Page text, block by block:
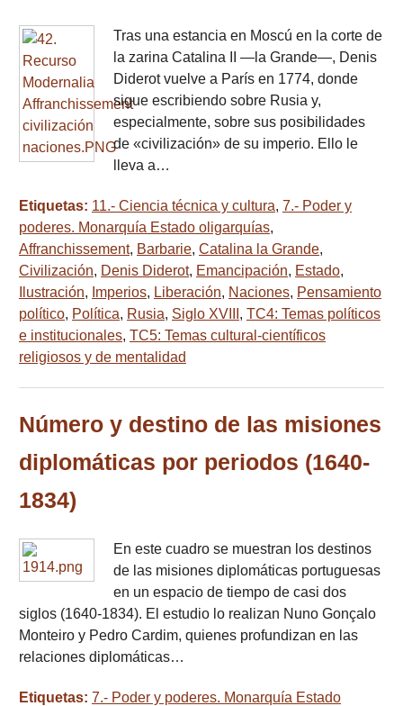
Tras una estancia en Moscú en la corte de
la zarina Catalina II —la Grande—, Denis
Diderot vuelve a París en 1774, donde
sigue escribiendo sobre Rusia y,
especialmente, sobre sus posibilidades
de «civilización» de su imperio. Ello le
lleva a…
Etiquetas: 11.- Ciencia técnica y cultura, 7.- Poder y
poderes. Monarquía Estado oligarquías,
Affranchissement, Barbarie, Catalina la Grande,
Civilización, Denis Diderot, Emancipación, Estado,
Ilustración, Imperios, Liberación, Naciones, Pensamiento
político, Política, Rusia, Siglo XVIII , TC4: Temas políticos
e institucionales, TC5: Temas cultural-científicos
religiosos y de mentalidad
Número y destino de las misiones
diplomáticas por periodos (1640-
1834)
En este cuadro se muestran los destinos
de las misiones diplomáticas portuguesas
en un espacio de tiempo de casi dos
siglos (1640-1834). El estudio lo realizan Nuno Gonçalo
Monteiro y Pedro Cardim, quienes profundizan en las
relaciones diplomáticas…
Etiquetas: 7.- Poder y poderes. Monarquía Estado